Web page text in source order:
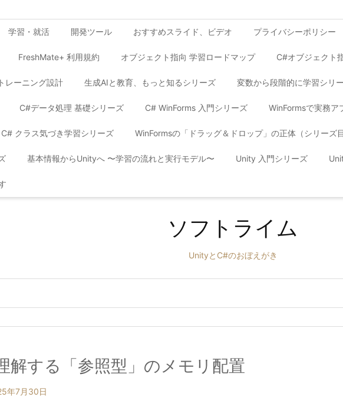
学習・就活 開発ツール おすすめスライド、ビデオ プライバシーポリシー
FreshMate+ 利用規約 オブジェクト指向 学習ロードマップ C#オブジェクト
レーニング設計 生成AIと教育、もっと知るシリーズ 変数から段階的に学習シリ
C#データ処理 基礎シリーズ C# WinForms 入門シリーズ WinFormsで実務ア
C# クラス気づき学習シリーズ WinFormsの「ドラッグ＆ドロップ」の正体（シリーズ目
基本情報からUnityへ 〜学習の流れと実行モデル〜 Unity 入門シリーズ
ソフトライム
UnityとC#のおぼえがき
解する「参照型」のメモリ配置
年7月30日